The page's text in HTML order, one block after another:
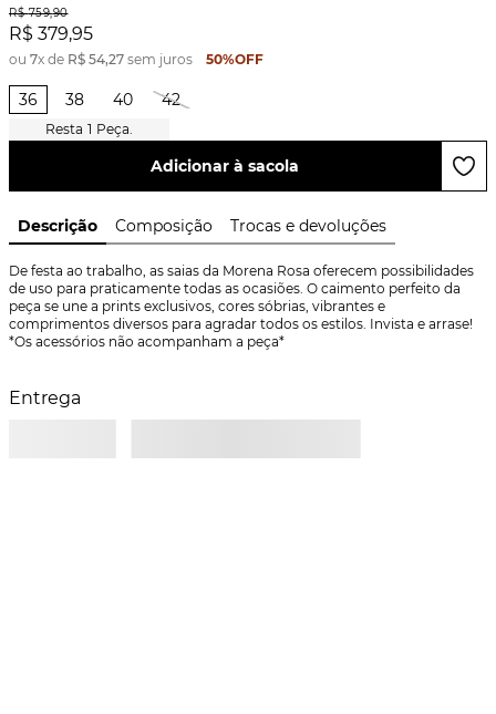
R$ 759,90
R$ 379,95
ou 7x de R$ 54,27 sem juros 50%OFF
36 38 40 42
1 Peça.
Adicionar à sacola
Descrição Composição Trocas e devoluções
De festa ao trabalho, as saias da Morena Rosa oferecem possibilidades
de uso para praticamente todas as ocasiões. O caimento perfeito da
peça se une a prints exclusivos, cores sóbrias, vibrantes e
comprimentos diversos para agradar todos os estilos. Invista e arrase!
*Os acessórios não acompanham a peça*
Entrega